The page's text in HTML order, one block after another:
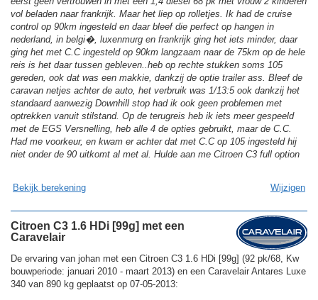
vol beladen naar frankrijk. Maar het liep op rolletjes. Ik had de cruise
control op 90km ingesteld en daar bleef die perfect op hangen in
nederland, in belgi�, luxenmurg en frankrijk ging het iets minder, daar
ging het met C.C ingesteld op 90km langzaam naar de 75km op de hele
reis is het daar tussen gebleven..heb op rechte stukken soms 105
gereden, ook dat was een makkie, dankzij de optie trailer ass. Bleef de
caravan netjes achter de auto, het verbruik was 1/13:5 ook dankzij het
standaard aanwezig Downhill stop had ik ook geen problemen met
optrekken vanuit stilstand. Op de terugreis heb ik iets meer gespeeld
met de EGS Versnelling, heb alle 4 de opties gebruikt, maar de C.C.
Had me voorkeur, en kwam er achter dat met C.C op 105 ingesteld hij
niet onder de 90 uitkomt al met al. Hulde aan me Citroen C3 full option
Bekijk berekening Wijzigen
Citroen C3 1.6 HDi [99g] met een
Caravelair
De ervaring van johan met een Citroen C3 1.6 HDi [99g] (92 pk/68, Kw
bouwperiode: januari 2010 - maart 2013) en een Caravelair Antares Luxe
340 van 890 kg geplaatst op 07-05-2013: